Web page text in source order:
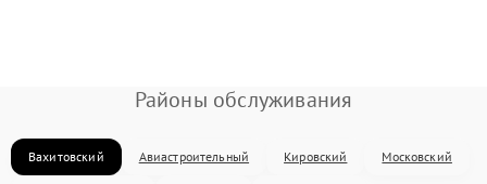
Районы обслуживания
Вахитовский Авиастроительный Кировский Московский